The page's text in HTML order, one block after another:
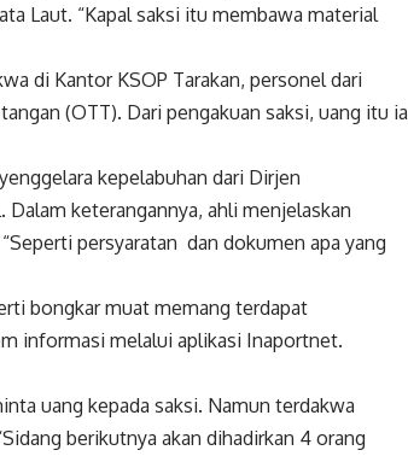
Laut. “Kapal saksi itu membawa material
di Kantor KSOP Tarakan, personel dari
(OTT). Dari pengakuan saksi, uang itu ia
kepelabuhan dari Dirjen
keterangannya, ahli menjelaskan
persyaratan dan dokumen apa yang
bongkar muat memang terdapat
informasi melalui aplikasi Inaportnet.
uang kepada saksi. Namun terdakwa
berikutnya akan dihadirkan 4 orang